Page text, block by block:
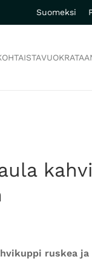
Suomeksi
ruskea ja